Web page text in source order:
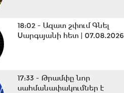
18:02 - Ազատ շփում Գնել
Սարգսյանի հետ | 07.08.2026
17:33 - Թրամփը նոր
սահմանափակումներ է